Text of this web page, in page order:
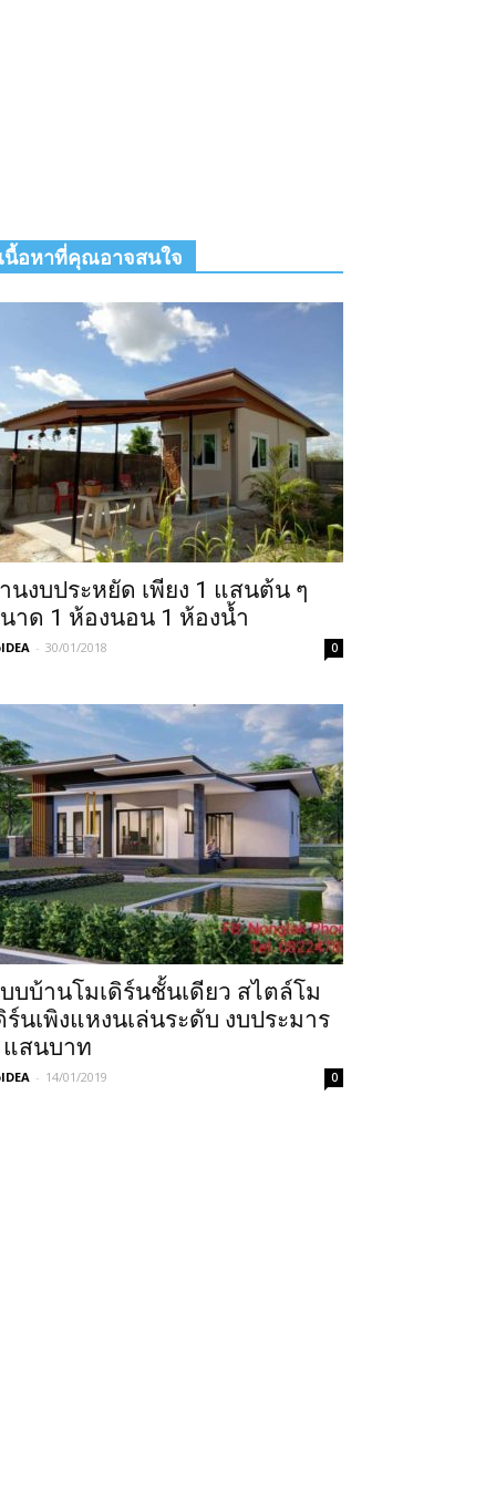
เนื้อหาที่คุณอาจสนใจ
นงบประหยัด เพียง 1 แสนต้น ๆ
าด 1 ห้องนอน 1 ห้องน้ำ
- 30/01/2018 0
บบ้านโมเดิร์นชั้นเดียว สไตล์โม
ร์นเพิงแหงนเล่นระดับ งบประมาร
แสนบาท
- 14/01/2019 0